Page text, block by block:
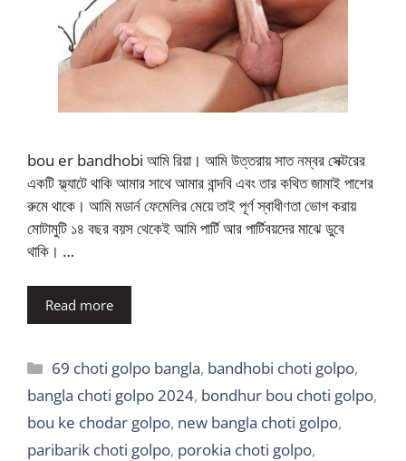
bou er bandhobi আমি রিয়া। আমি উত্তরায় সাত নম্বর সেক্টরের
একটি ফ্ল্যাটে থাকি আমার সাথে আমার বান্দবি এবং তার কথিত জামাই পাশের
রুমে থাকে। আমি মডার্ন ফেমেলির মেয়ে তাই পূর্ণ স্বাধীণতা ভোগ করায়
মোটামুটি ১৪ বছর বয়স থেকেই আমি পার্টি আর পার্টিবয়দের মাঝে ডুবে
থাকি। …
Read more
Categories
69 choti golpo bangla, bandhobi choti golpo,
bangla choti golpo 2024, bondhur bou choti golpo,
bou ke chodar golpo, new bangla choti golpo,
paribarik choti golpo, porokia choti golpo,